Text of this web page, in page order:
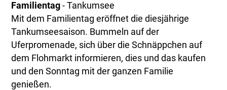
Familientag - Tankumsee
Mit dem Familientag eröffnet die diesjährige
Tankumseesaison. Bummeln auf der
Uferpromenade, sich über die Schnäppchen auf
dem Flohmarkt informieren, dies und das kaufen
und den Sonntag mit der ganzen Familie
genießen.